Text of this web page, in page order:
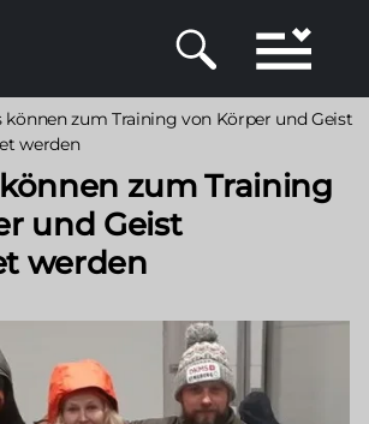
können zum Training von Körper und Geist
werden
zum Training
und Geist
werden